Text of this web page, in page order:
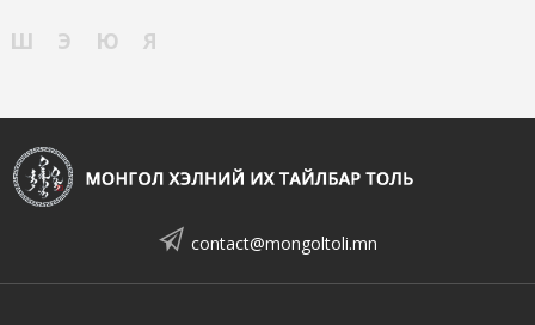
Ш
Э Ю Я
contact@mongoltoli.mn